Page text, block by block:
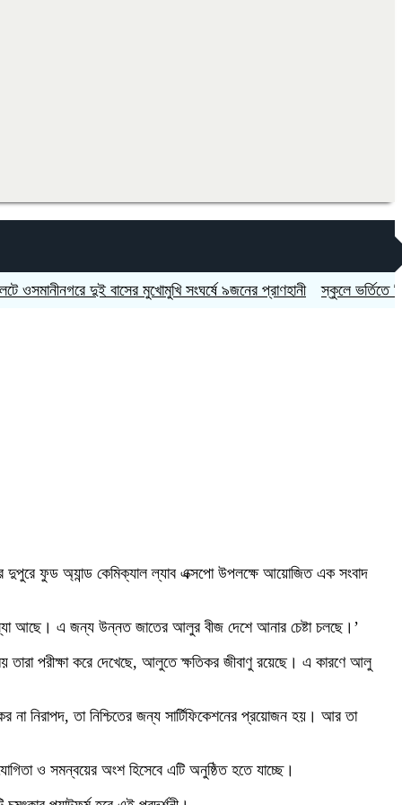
দুই বাসের মুখোমুখি সংঘর্ষে ৯জনের প্রাণহানী স্কুলে ভর্তিতে দ্বিতীয়-
দুপুরে ফুড অ্যান্ড কেমিক্যাল ল্যাব এক্সপো উপলক্ষে আয়োজিত এক সংবাদ
আছে। এ জন্য উন্নত জাতের আলুর বীজ দেশে আনার চেষ্টা চলছে।’
তারা পরীক্ষা করে দেখেছে, আলুতে ক্ষতিকর জীবাণু রয়েছে। এ কারণে আলু
না নিরাপদ, তা নিশ্চিতের জন্য সার্টিফিকেশনের প্রয়োজন হয়। আর তা
ও সমন্বয়ের অংশ হিসেবে এটি অনুষ্ঠিত হতে যাচ্ছে।